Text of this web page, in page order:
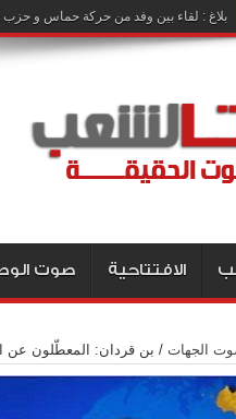
بلاغ : لقاء بين وفد من حركة حماس و حزب
الافتتاحية صوت
الجهات / بن قردان: المعطّلون عن